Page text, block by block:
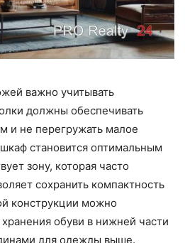
важно учитывать
должны обеспечивать
и не перегружать малое
становится оптимальным
зону, которая часто
сохранить компактность
конструкции можно
обуви в нижней части
для одежды выше.